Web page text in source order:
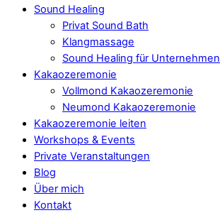
Sound Healing
Privat Sound Bath
Klangmassage
Sound Healing für Unternehmen
Kakaozeremonie
Vollmond Kakaozeremonie
Neumond Kakaozeremonie
Kakaozeremonie leiten
Workshops & Events
Private Veranstaltungen
Blog
Über mich
Kontakt